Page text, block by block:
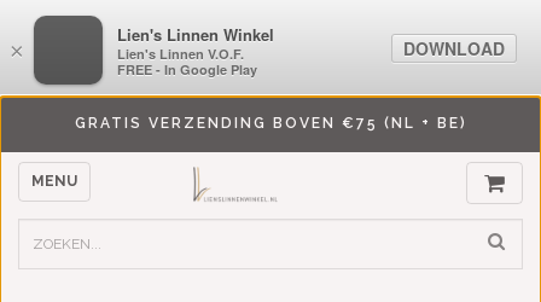
GRATIS VERZENDING BOVEN €75 (NL + BE)
MENU
×
LiensLinnenwinkel.nl
Lien's Linnen V.O.F.
FREE - In Google Play
DOWNLOAD
×
Lien's Linnen Winkel
Lien's Linnen V.O.F.
FREE - In Google Play
DOWNLOAD